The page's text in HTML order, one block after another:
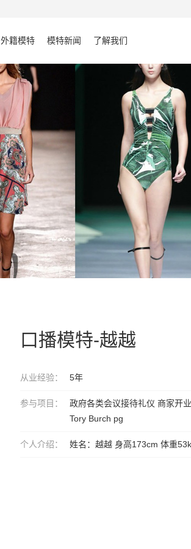
外籍模特 模特新闻 了解我们
口播模特-越越
从业经验： 5年
参与项目：
政府各类会议接待礼仪 商家开
Tory Burch pg
个人介绍： 姓名：越越 身高173cm 体重